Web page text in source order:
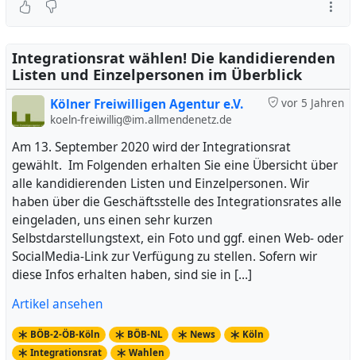
Integrationsrat wählen! Die kandidierenden
Listen und Einzelpersonen im Überblick
vor 5 Jahren
Kölner Freiwilligen Agentur e.V.
koeln-freiwillig@im.allmendenetz.de
Am 13. September 2020 wird der Integrationsrat
gewählt. Im Folgenden erhalten Sie eine Übersicht über
alle kandidierenden Listen und Einzelpersonen. Wir
haben über die Geschäftsstelle des Integrationsrates alle
eingeladen, uns einen sehr kurzen
Selbstdarstellungstext, ein Foto und ggf. einen Web- oder
SocialMedia-Link zur Verfügung zu stellen. Sofern wir
diese Infos erhalten haben, sind sie in […]
Artikel ansehen
BÖB-2-ÖB-Köln BÖB-NL News
Köln
Integrationsrat
Wahlen